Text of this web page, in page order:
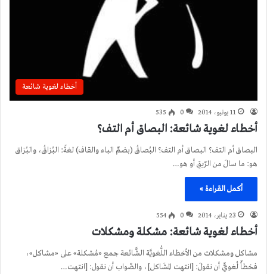
أخطاء لغوية شائعة
11 يونيو، 2014 0
535
أخطاء لغوية شائعة: البصاق أم التف؟
البصاق أم التف؟ البصاق أم التف؟ البُصاقُ (بضمِّ الباء والقاف) لغةً: البُزاقُ، والبُزاق
هو: ما سالَ من الرّيقِ أو هو…
أكمل القراءة »
23 يناير، 2014 0
554
أخطاء لغوية شائعة: مشكلة ومشكلات
مشاكل ومشكلات من الأخطاء اللُّغويَّة الشَّائعة جمع «مُشكلة» على «مشاكل»،
فخطأٌ لُغويٌّ أن نقولَ: [انتهت المشَاكل]، والصّواب أن نقول: [انتهت…